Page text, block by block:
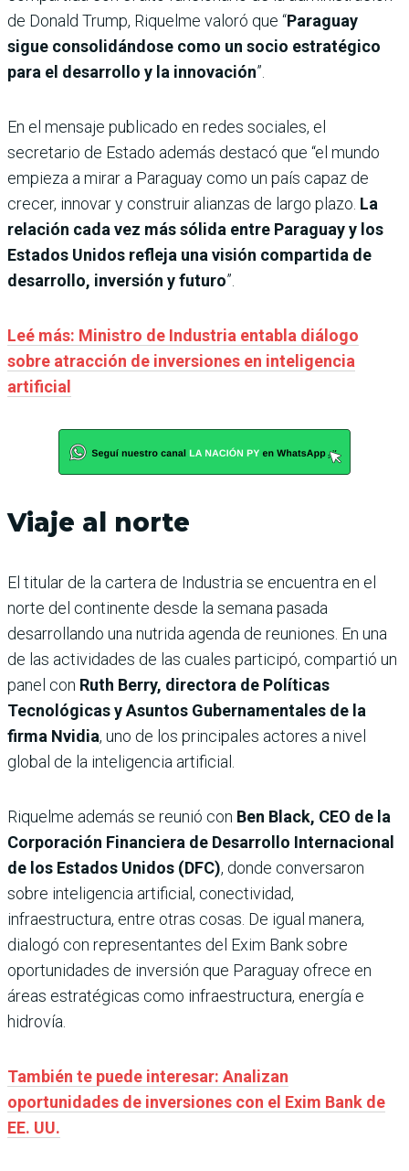
de Donald Trump, Riquelme valoró que “Paraguay
sigue consolidándose como un socio estratégico
para el desarrollo y la innovación”.
En el mensaje publicado en redes sociales, el
secretario de Estado además destacó que “el mundo
empieza a mirar a Paraguay como un país capaz de
crecer, innovar y construir alianzas de largo plazo. La
relación cada vez más sólida entre Paraguay y los
Estados Unidos refleja una visión compartida de
desarrollo, inversión y futuro”.
Leé más: Ministro de Industria entabla diálogo
sobre atracción de inversiones en inteligencia
artificial
Viaje al norte
El titular de la cartera de Industria se encuentra en el
norte del continente desde la semana pasada
desarrollando una nutrida agenda de reuniones. En una
de las actividades de las cuales participó, compartió un
panel con Ruth Berry, directora de Políticas
Tecnológicas y Asuntos Gubernamentales de la
firma Nvidia, uno de los principales actores a nivel
global de la inteligencia artificial.
Riquelme además se reunió con Ben Black, CEO de la
Corporación Financiera de Desarrollo Internacional
de los Estados Unidos (DFC), donde conversaron
sobre inteligencia artificial, conectividad,
infraestructura, entre otras cosas. De igual manera,
dialogó con representantes del Exim Bank sobre
oportunidades de inversión que Paraguay ofrece en
áreas estratégicas como infraestructura, energía e
hidrovía.
También te puede interesar: Analizan
oportunidades de inversiones con el Exim Bank de
EE. UU.